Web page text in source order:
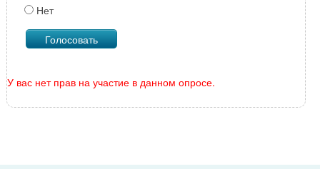
Нет
У вас нет прав на участие в данном опросе.